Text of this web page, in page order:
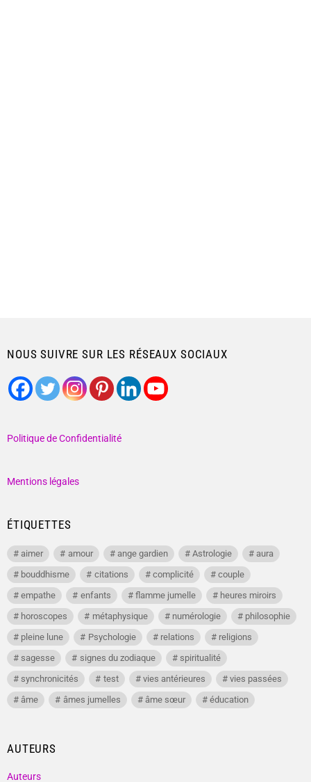
NOUS SUIVRE SUR LES RÉSEAUX SOCIAUX
Politique de Confidentialité
Mentions légales
ÉTIQUETTES
aimer amour ange gardien Astrologie
aura
bouddhisme
citations complicité
couple
empathe
enfants flamme jumelle
heures miroirs
horoscopes
métaphysique numérologie
philosophie
pleine lune
Psychologie relations
religions
sagesse
signes du zodiaque
spiritualité
synchronicités
test vies antérieures
vies passées
âme
âmes jumelles âme sœur éducation
AUTEURS
Auteurs